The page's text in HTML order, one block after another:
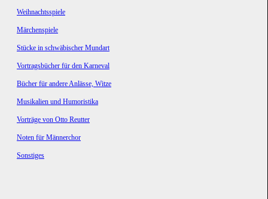
Weihnachtsspiele
Märchenspiele
Stücke in schwäbischer Mundart
Vortragsbücher für den Karneval
Bücher für andere Anlässe, Witze
Musikalien und Humoristika
Vorträge von Otto Reutter
Noten für Männerchor
Sonstiges